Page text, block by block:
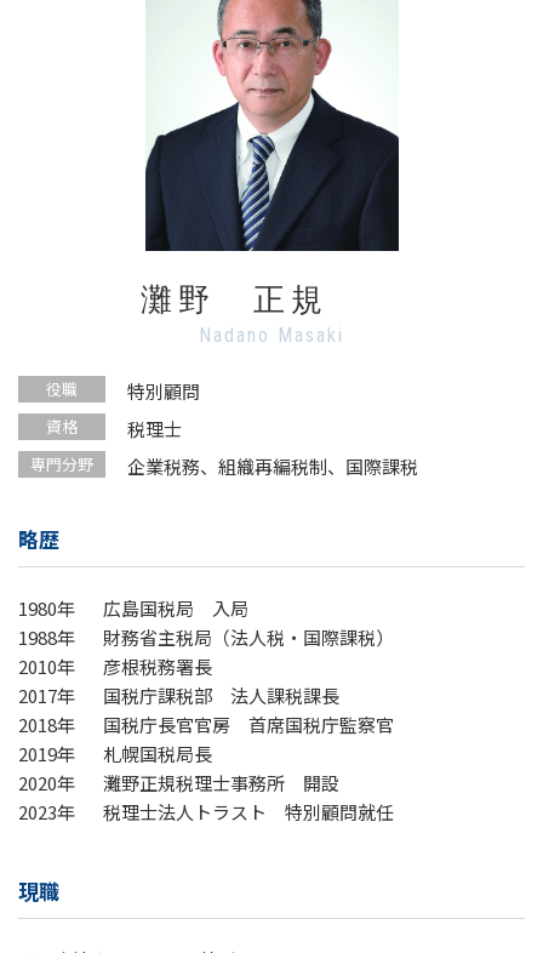
灘野 正規
Nadano Masaki
役職 特別顧問
資格 税理士
専門分野 企業税務、組織再編税制、国際課税
略歴
1980年
広島国税局 入局
1988年
財務省主税局（法人税・国際課税）
2010年
彦根税務署長
2017年
国税庁課税部 法人課税課長
2018年
国税庁長官官房 首席国税庁監察官
2019年
札幌国税局長
2020年
灘野正規税理士事務所 開設
2023年
税理士法人トラスト 特別顧問就任
現職